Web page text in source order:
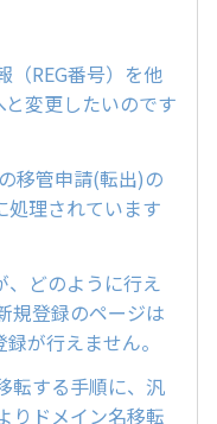
（REG番号）を他
と変更したいのです
移管申請(転出)の
処理されています
どのように行え
規登録のページは
が行えません。
転する手順に、汎
りドメイン名移転